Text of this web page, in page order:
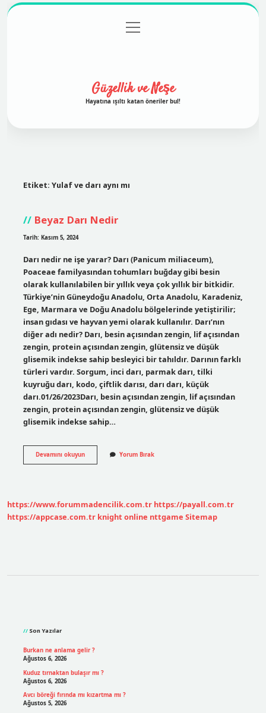
Gizlilik Politikası
menüyü
aç
Güzellik ve Neşe
Hayatına ışıltı katan öneriler bul!
Etiket: Yulaf ve darı aynı mı
Beyaz Darı Nedir
Tarih: Kasım 5, 2024
Darı nedir ne işe yarar? Darı (Panicum miliaceum),
Poaceae familyasından tohumları buğday gibi besin
olarak kullanılabilen bir yıllık veya çok yıllık bir bitkidir.
Türkiye’nin Güneydoğu Anadolu, Orta Anadolu, Karadeniz,
Ege, Marmara ve Doğu Anadolu bölgelerinde yetiştirilir;
insan gıdası ve hayvan yemi olarak kullanılır. Darı’nın
diğer adı nedir? Darı, besin açısından zengin, lif açısından
zengin, protein açısından zengin, glütensiz ve düşük
glisemik indekse sahip besleyici bir tahıldır. Darının farklı
türleri vardır. Sorgum, inci darı, parmak darı, tilki
kuyruğu darı, kodo, çiftlik darısı, darı darı, küçük
darı.01/26/2023Darı, besin açısından zengin, lif açısından
zengin, protein açısından zengin, glütensiz ve düşük
glisemik indekse sahip…
Devamını okuyunBeyaz
Darı
Yorum Bırak
https://www.forummadencilik.com.tr https://payall.com.tr
https://appcase.com.tr knight online nttgame Sitemap
Son Yazılar
Burkan ne anlama gelir ?
Ağustos 6, 2026
Kuduz tırnaktan bulaşır mı ?
Ağustos 6, 2026
Avcı böreği fırında mı kızartma mı ?
Ağustos 5, 2026